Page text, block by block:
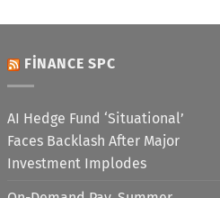
FINANCE SPC
AI Hedge Fund ‘Situational’
Faces Backlash After Major
Investment Implodes